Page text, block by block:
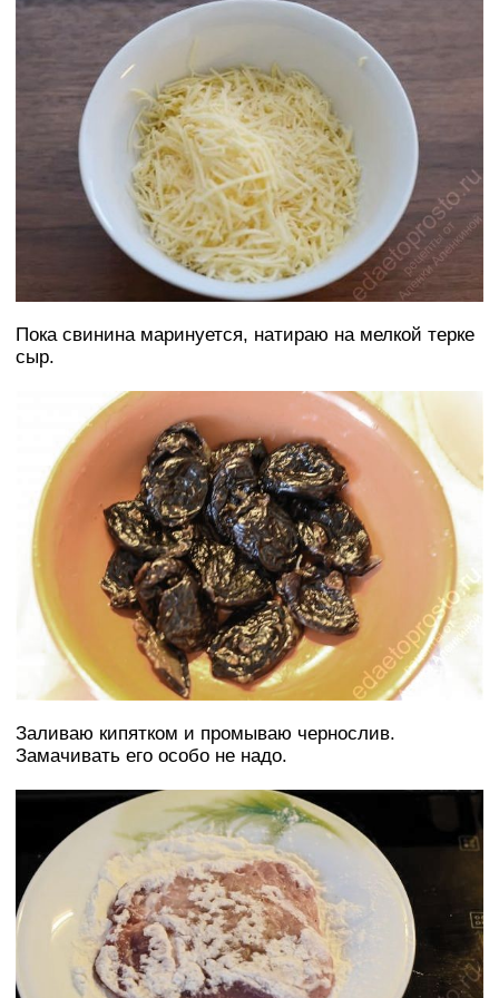
Пока свинина маринуется, натираю на мелкой терке
сыр.
Заливаю кипятком и промываю чернослив.
Замачивать его особо не надо.